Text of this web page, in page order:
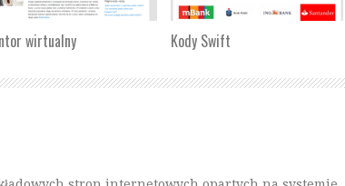
wirtualny Kody Swift